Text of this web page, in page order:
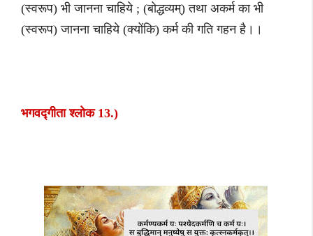
(स्वरूप) भी जानना चाहिये ; (बोद्धव्यम्) तथा अकर्म का भी
(स्वरूप) जानना चाहिये (क्योंकि) कर्म की गति गहन है।।
भगवद्गीता श्लोक 13.)